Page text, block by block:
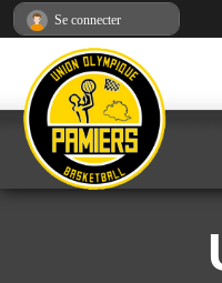
Se connecter
Panneau de gestion des